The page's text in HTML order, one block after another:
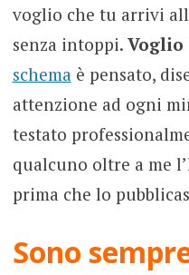
voglio che tu arrivi
senza intoppi.
schema è pensato,
attenzione ad ogni
testato
qualcuno oltre a me
prima che lo
Sono